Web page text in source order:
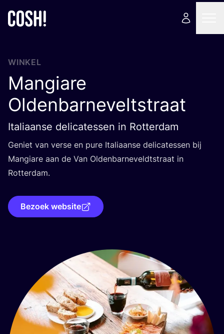
WINKEL
Mangiare
Oldenbarneveltstraat
Italiaanse delicatessen in Rotterdam
Geniet van ver­se en pure Ita­li­aan­se deli­ca­tes­sen bij
Man­gi­a­re aan de Van Olden­bar­ne­veldt­straat in
Rotterdam.
Bezoek website